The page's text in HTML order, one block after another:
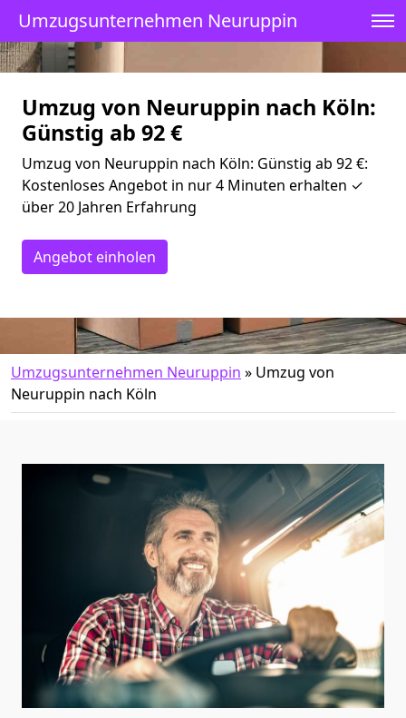
Umzugsunternehmen Neuruppin
Umzug von Neuruppin nach Köln:
Günstig ab 92 €
Umzug von Neuruppin nach Köln: Günstig ab 92 €:
Kostenloses Angebot in nur 4 Minuten erhalten ✓
über 20 Jahren Erfahrung
Angebot einholen
Umzugsunternehmen Neuruppin » Umzug von
Neuruppin nach Köln